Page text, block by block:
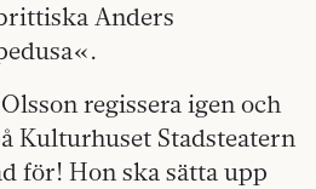
Anders
regissera igen och
Kulturhuset Stadsteatern
för! Hon ska sätta upp